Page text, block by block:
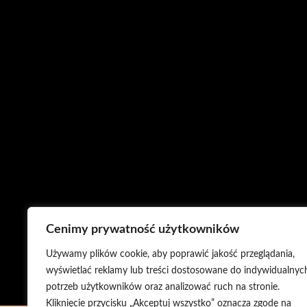
Cenimy prywatność użytkowników
Używamy plików cookie, aby poprawić jakość przeglądania,
wyświetlać reklamy lub treści dostosowane do
potrzeb użytkowników oraz analizować ruch na stronie.
Kliknięcie przycisku „Akceptuj wszystko” oznacza zgodę na